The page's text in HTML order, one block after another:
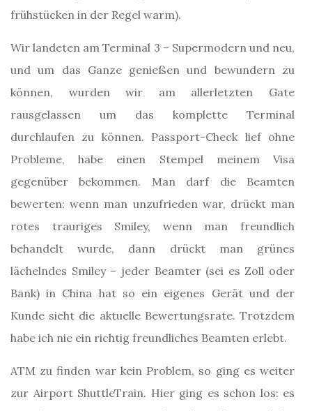
frühstücken in der Regel warm).
Wir landeten am Terminal 3 – Supermodern und neu,
und um das Ganze genießen und bewundern zu
können, wurden wir am allerletzten Gate
rausgelassen um das komplette Terminal
durchlaufen zu können. Passport-Check lief ohne
Probleme, habe einen Stempel meinem Visa
gegenüber bekommen. Man darf die Beamten
bewerten: wenn man unzufrieden war, drückt man
rotes trauriges Smiley, wenn man freundlich
behandelt wurde, dann drückt man grünes
lächelndes Smiley – jeder Beamter (sei es Zoll oder
Bank) in China hat so ein eigenes Gerät und der
Kunde sieht die aktuelle Bewertungsrate. Trotzdem
habe ich nie ein richtig freundliches Beamten erlebt.
ATM zu finden war kein Problem, so ging es weiter
zur Airport ShuttleTrain. Hier ging es schon los: es